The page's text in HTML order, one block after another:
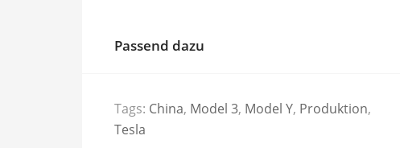
Passend dazu
Tags: China, Model 3, Model Y, Produktion,
Tesla